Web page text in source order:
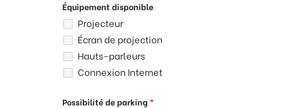
Équipement disponible
Projecteur
Écran de projection
Hauts-parleurs
Connexion Internet
Possibilité de parking *